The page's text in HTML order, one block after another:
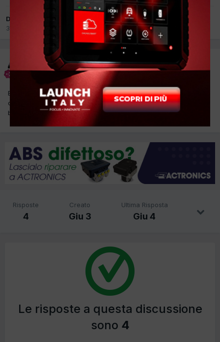
Da MEDALUIGI63
3 Giugno
Meccatronica
MEDALUIGI63
Inviato 3 Giugno
Buondi ,lo so che mancano dati li metto appena arriva l'auto,
chiedevo se qualcuno mi sa dare procedura info per sostituire la
batteria avviamento, dovrebbe essere sotto sedile post. grazie.
Risposte
4
Creato
Giu 3
Ultima Risposta
Giu 4
Le risposte a questa discussione
sono 4